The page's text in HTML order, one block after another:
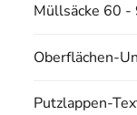
Müllsäcke 60
Oberflächen-
Putzlappen-